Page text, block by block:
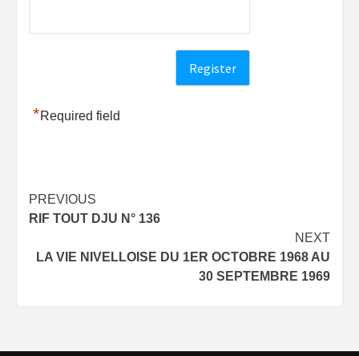
*Required field
Post
navigation
PREVIOUS
RIF TOUT DJU N° 136
NEXT
LA VIE NIVELLOISE DU 1ER OCTOBRE 1968 AU
30 SEPTEMBRE 1969